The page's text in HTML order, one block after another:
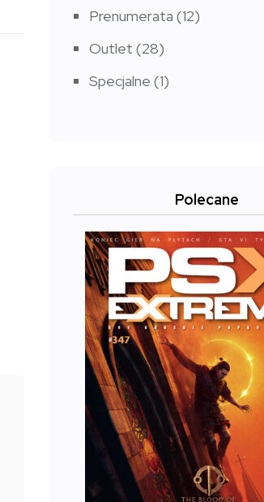
Prenumerata (12)
Outlet (28)
Specjalne (1)
Polecane